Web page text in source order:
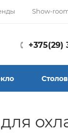
Show-
+375(29)